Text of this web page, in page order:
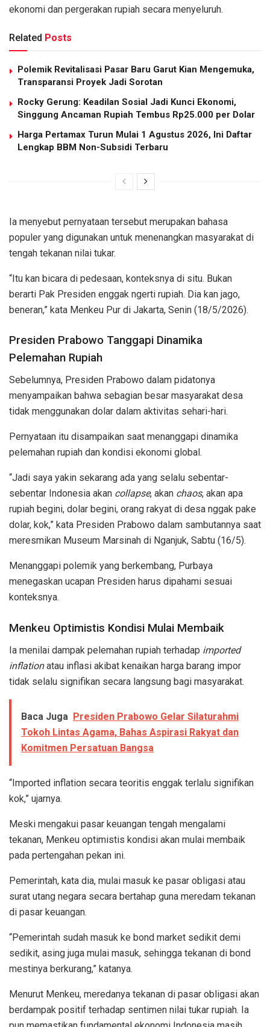
ekonomi dan pergerakan rupiah secara menyeluruh.
Related Posts
Polemik Revitalisasi Pasar Baru Garut Kian Mengemuka,
Transparansi Proyek Jadi Sorotan
Rocky Gerung: Keadilan Sosial Jadi Kunci Ekonomi,
Singgung Ancaman Rupiah Tembus Rp25.000 per Dolar
Harga Pertamax Turun Mulai 1 Agustus 2026, Ini Daftar
Lengkap BBM Non-Subsidi Terbaru
Ia menyebut pernyataan tersebut merupakan bahasa
populer yang digunakan untuk menenangkan masyarakat di
tengah tekanan nilai tukar.
“Itu kan bicara di pedesaan, konteksnya di situ. Bukan
berarti Pak Presiden enggak ngerti rupiah. Dia kan jago,
beneran,” kata Menkeu Pur di Jakarta, Senin (18/5/2026).
Presiden Prabowo Tanggapi Dinamika
Pelemahan Rupiah
Sebelumnya, Presiden Prabowo dalam pidatonya
menyampaikan bahwa sebagian besar masyarakat desa
tidak menggunakan dolar dalam aktivitas sehari-hari.
Pernyataan itu disampaikan saat menanggapi dinamika
pelemahan rupiah dan kondisi ekonomi global.
“Jadi saya yakin sekarang ada yang selalu sebentar-
sebentar Indonesia akan collapse, akan chaos, akan apa
rupiah begini, dolar begini, orang rakyat di desa nggak pake
dolar, kok,” kata Presiden Prabowo dalam sambutannya saat
meresmikan Museum Marsinah di Nganjuk, Sabtu (16/5).
Menanggapi polemik yang berkembang, Purbaya
menegaskan ucapan Presiden harus dipahami sesuai
konteksnya.
Menkeu Optimistis Kondisi Mulai Membaik
Ia menilai dampak pelemahan rupiah terhadap imported
inflationatau inflasi akibat kenaikan harga barang impor
tidak selalu signifikan secara langsung bagi masyarakat.
Baca Juga Presiden Prabowo Gelar Silaturahmi
Tokoh Lintas Agama, Bahas Aspirasi Rakyat dan
Komitmen Persatuan Bangsa
“Imported inflation secara teoritis enggak terlalu signifikan
kok,” ujarnya.
Meski mengakui pasar keuangan tengah mengalami
tekanan, Menkeu optimistis kondisi akan mulai membaik
pada pertengahan pekan ini.
Pemerintah, kata dia, mulai masuk ke pasar obligasi atau
surat utang negara secara bertahap guna meredam tekanan
di pasar keuangan.
“Pemerintah sudah masuk ke bond market sedikit demi
sedikit, asing juga mulai masuk, sehingga tekanan di bond
mestinya berkurang,” katanya.
Menurut Menkeu, meredanya tekanan di pasar obligasi akan
berdampak positif terhadap sentimen nilai tukar rupiah. Ia